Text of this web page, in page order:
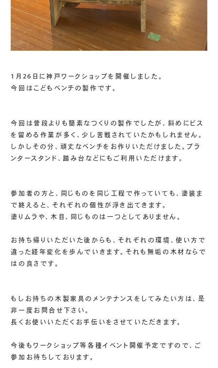
1月26日に神戸ワークショップを開催しました。
今回はこどもベンチの製作です。
今回は普段よりも簡素なつくりの製作でしたが、斜めにビス
を留める作業が多く、少し苦戦されていたかもしれません。
しかしその分、頑丈なベンチをお作りいただけました。プラ
ンタースタンド、踏み台などにもご利用いただけます。
参加者の方と、同じものを同じ工程で作っていても、塗装ま
で終えると、それぞれの個性が浮き出てきます。
塗りムラや、木目、同じものは一つとしてありません。
お持ち帰りいただいた後からも、それぞれの環境、使い方で
違った経年変化を歩んでいきます。それも無垢の木材ならで
はの良さです。
もしお持ちの木製家具のメンテナンスをしてみたい方は、是
非一度お問合せ下さい。
長くお使いいただくお手伝いをさせていただきます。
今後もワークショップ等各種イベント開催予定ですので、ご
参加お待ちしております。